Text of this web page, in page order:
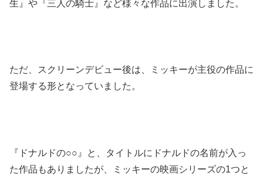
生』や『三人の騎士』など様々な作品に出演しました。
ただ、スクリーンデビュー後は、ミッキーが主役の作品に
登場する形となっていました。
『ドナルドの○○』と、タイトルにドナルドの名前が入っ
た作品もありましたが、ミッキーの映画シリーズの1つと